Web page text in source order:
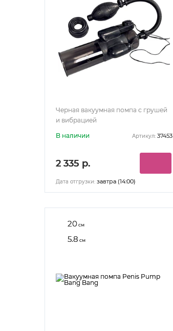
Черная вакуумная помпа с грушей
и вибрацией
В наличии
Артикул: 37453
2 335 р.
Дата отгрузки: завтра (14:00)
20см
5.8 см